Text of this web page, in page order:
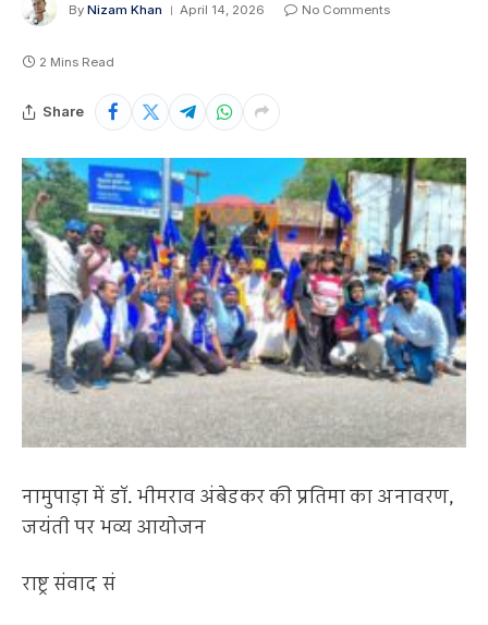
By Nizam Khan April 14, 2026 No Comments
2 Mins Read
Share
नामुपाड़ा में डॉ. भीमराव अंबेडकर की प्रतिमा का अनावरण,
जयंती पर भव्य आयोजन
राष्ट्र संवाद सं